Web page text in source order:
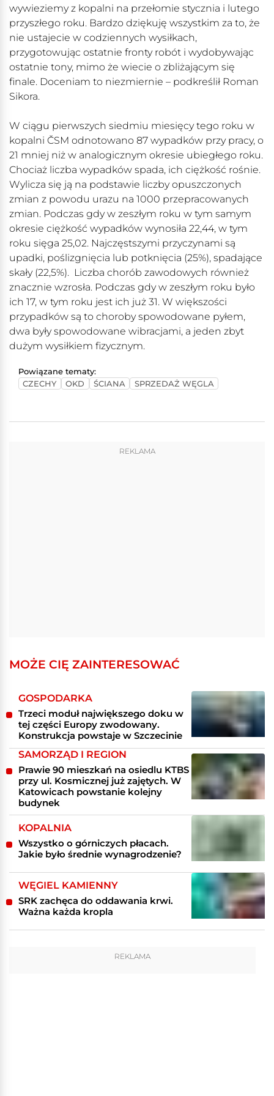
wywieziemy z kopalni na przełomie stycznia i lutego
przyszłego roku. Bardzo dziękuję wszystkim za to, że
nie ustajecie w codziennych wysiłkach,
przygotowując ostatnie fronty robót i wydobywając
ostatnie tony, mimo że wiecie o zbliżającym się
finale. Doceniam to niezmiernie – podkreślił Roman
Sikora.
W ciągu pierwszych siedmiu miesięcy tego roku w
kopalni ČSM odnotowano 87 wypadków przy pracy, o
21 mniej niż w analogicznym okresie ubiegłego roku.
Chociaż liczba wypadków spada, ich ciężkość rośnie.
Wylicza się ją na podstawie liczby opuszczonych
zmian z powodu urazu na 1000 przepracowanych
zmian. Podczas gdy w zeszłym roku w tym samym
okresie ciężkość wypadków wynosiła 22,44, w tym
roku sięga 25,02. Najczęstszymi przyczynami są
upadki, poślizgnięcia lub potknięcia (25%), spadające
skały (22,5%). Liczba chorób zawodowych również
znacznie wzrosła. Podczas gdy w zeszłym roku było
ich 17, w tym roku jest ich już 31. W większości
przypadków są to choroby spowodowane pyłem,
dwa były spowodowane wibracjami, a jeden zbyt
dużym wysiłkiem fizycznym.
Powiązane tematy:
CZECHY
OKD ŚCIANA SPRZEDAŻ WĘGLA
REKLAMA
MOŻE CIĘ ZAINTERESOWAĆ
GOSPODARKA
Trzeci moduł największego doku w
tej części Europy zwodowany.
Konstrukcja powstaje w Szczecinie
SAMORZĄD I REGION
Prawie 90 mieszkań na osiedlu KTBS
przy ul. Kosmicznej już zajętych. W
Katowicach powstanie kolejny
budynek
KOPALNIA
Wszystko o górniczych płacach.
Jakie było średnie wynagrodzenie?
WĘGIEL KAMIENNY
SRK zachęca do oddawania krwi.
Ważna każda kropla
REKLAMA